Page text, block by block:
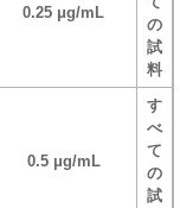
0.25 μg/mL
の
試
料
0.5 μg/mL
す
べ
て
の
試